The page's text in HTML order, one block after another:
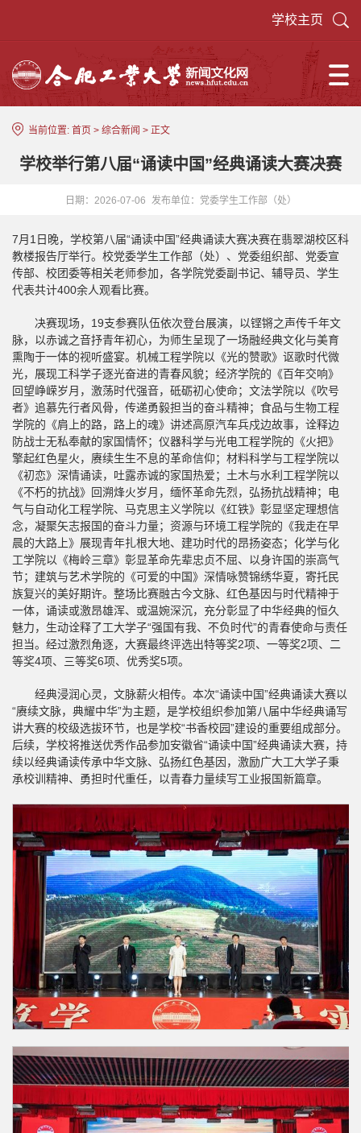
学校主页
当前位置: 首页 > 综合新闻 > 正文
学校举行第八届“诵读中国”经典诵读大赛决赛
日期：2026-07-06 发布单位：党委学生工作部（处）
7月1日晚，学校第八届“诵读中国”经典诵读大赛决赛在翡翠湖校区科
教楼报告厅举行。校党委学生工作部（处）、党委组织部、党委宣
传部、校团委等相关老师参加，各学院党委副书记、辅导员、学生
代表共计400余人观看比赛。
决赛现场，19支参赛队伍依次登台展演，以铿锵之声传千年文
脉，以赤诚之音抒青年初心，为师生呈现了一场融经典文化与美育
熏陶于一体的视听盛宴。机械工程学院以《光的赞歌》讴歌时代微
光，展现工科学子逐光奋进的青春风貌；经济学院的《百年交响》
回望峥嵘岁月，激荡时代强音，砥砺初心使命；文法学院以《吹号
者》追慕先行者风骨，传递勇毅担当的奋斗精神；食品与生物工程
学院的《肩上的路，路上的魂》讲述高原汽车兵戍边故事，诠释边
防战士无私奉献的家国情怀；仪器科学与光电工程学院的《火把》
擎起红色星火，赓续生生不息的革命信仰；材料科学与工程学院以
《初恋》深情诵读，吐露赤诚的家国热爱；土木与水利工程学院以
《不朽的抗战》回溯烽火岁月，缅怀革命先烈，弘扬抗战精神；电
气与自动化工程学院、马克思主义学院以《红铁》彰显坚定理想信
念，凝聚矢志报国的奋斗力量；资源与环境工程学院的《我走在早
晨的大路上》展现青年扎根大地、建功时代的昂扬姿态；化学与化
工学院以《梅岭三章》彰显革命先辈忠贞不屈、以身许国的崇高气
节；建筑与艺术学院的《可爱的中国》深情咏赞锦绣华夏，寄托民
族复兴的美好期许。整场比赛融古今文脉、红色基因与时代精神于
一体，诵读或激昂雄浑、或温婉深沉，充分彰显了中华经典的恒久
魅力，生动诠释了工大学子“强国有我、不负时代”的青春使命与责任
担当。经过激烈角逐，大赛最终评选出特等奖2项、一等奖2项、二
等奖4项、三等奖6项、优秀奖5项。
经典浸润心灵，文脉薪火相传。本次“诵读中国”经典诵读大赛以
“赓续文脉，典耀中华”为主题，是学校组织参加第八届中华经典诵写
讲大赛的校级选拔环节，也是学校“书香校园”建设的重要组成部分。
后续，学校将推送优秀作品参加安徽省“诵读中国”经典诵读大赛，持
续以经典诵读传承中华文脉、弘扬红色基因，激励广大工大学子秉
承校训精神、勇担时代重任，以青春力量续写工业报国新篇章。